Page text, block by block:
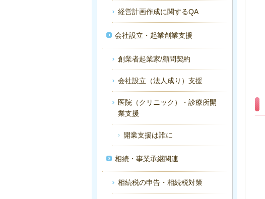
経営計画作成に関するQA
会社設立・起業創業支援
創業者起業家/顧問契約
会社設立（法人成り）支援
医院（クリニック）・診療所開
業支援
開業支援は誰に
相続・事業承継関連
相続税の申告・相続税対策